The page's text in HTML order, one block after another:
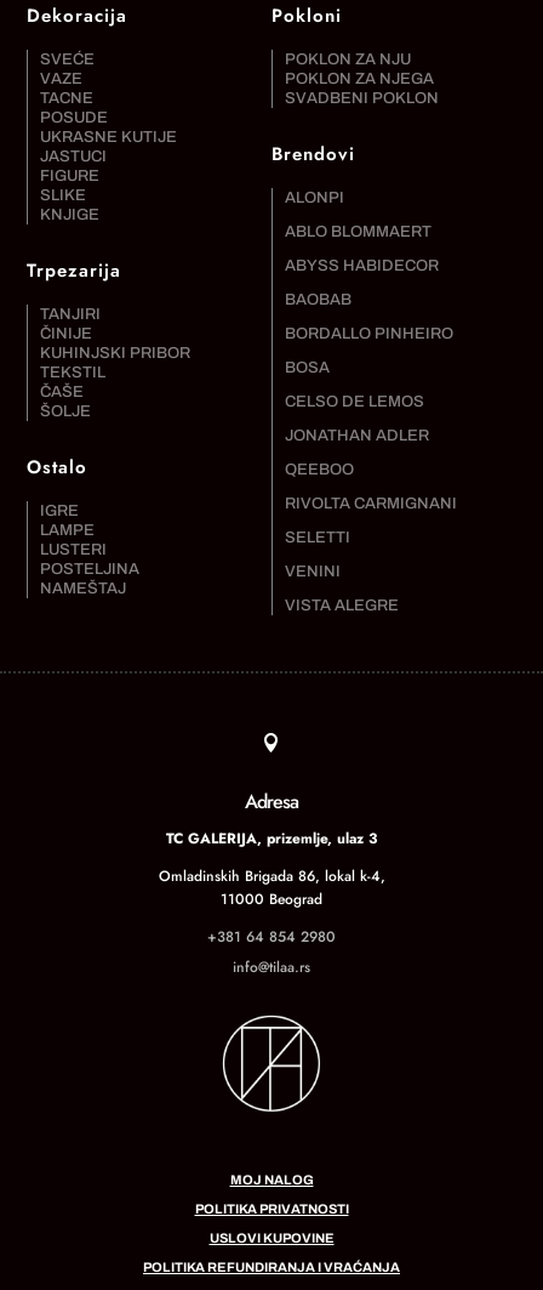
Dekoracija
SVEĆE
VAZE
TACNE
POSUDE
UKRASNE KUTIJE
JASTUCI
FIGURE
SLIKE
KNJIGE
Trpezarija
TANJIRI
ČINIJE
KUHINJSKI PRIBOR
TEKSTIL
ČAŠE
ŠOLJE
Ostalo
IGRE
LAMPE
LUSTERI
POSTELJINA
NAMEŠTAJ
Pokloni
POKLON ZA NJU
POKLON ZA NJEGA
SVADBENI POKLON
Brendovi
ALONPI
ABLO BLOMMAERT
ABYSS HABIDECOR
BAOBAB
BORDALLO PINHEIRO
BOSA
CELSO DE LEMOS
JONATHAN ADLER
QEEBOO
RIVOLTA CARMIGNANI
SELETTI
VENINI
VISTA ALEGRE

Adresa
TC GALERIJA, prizemlje, ulaz 3
Omladinskih Brigada 86, lokal k-4,
11000 Beograd
+381 64 854 2980
info@tilaa.rs
MOJ NALOG
POLITIKA PRIVATNOSTI
USLOVI KUPOVINE
POLITIKA REFUNDIRANJA I VRAĆANJA